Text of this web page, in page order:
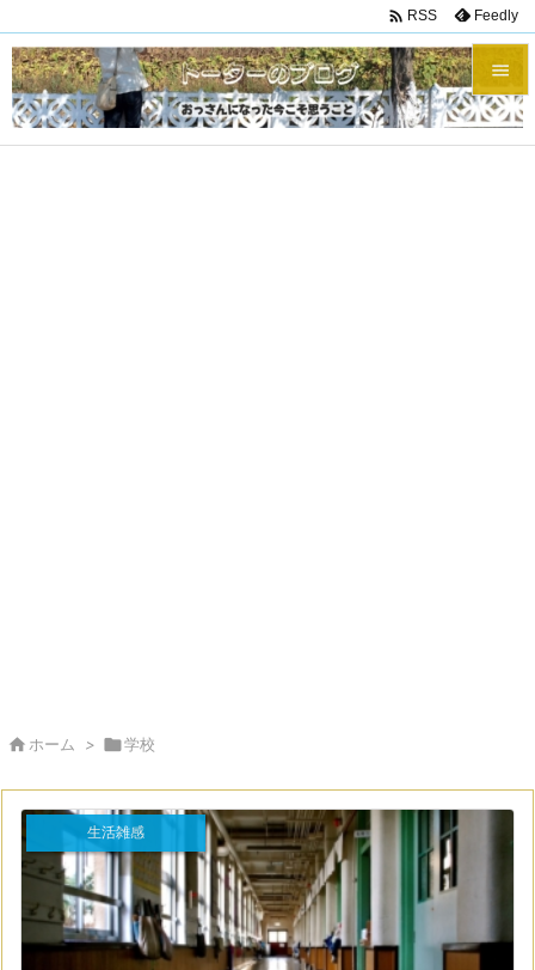


メニュ
 RSS Feedly
 ホーム > 学校
生活雑感